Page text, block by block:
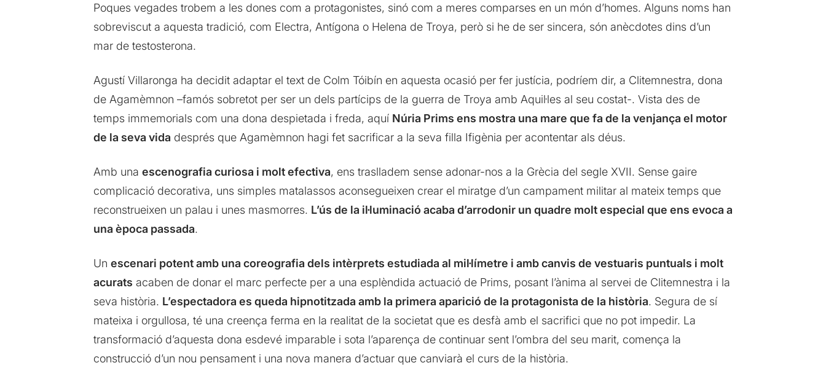
Poques vegades trobem a les dones com a protagonistes, sinó com a meres comparses en un món d’homes. Alguns noms han
sobreviscut a aquesta tradició, com Electra, Antígona o Helena de Troya, però si he de ser sincera, són anècdotes dins d’un
mar de testosterona.
Agustí Villaronga ha decidit adaptar el text de Colm Tóibín en aquesta ocasió per fer justícia, podríem dir, a Clitemnestra, dona
de Agamèmnon –famós sobretot per ser un dels partícips de la guerra de Troya amb Aquil·les al seu costat-. Vista des de
temps immemorials com una dona despietada i freda, aquí Núria Prims ens mostra una mare que fa de la venjança el motor
de la seva vida després que Agamèmnon hagi fet sacrificar a la seva filla Ifigènia per acontentar als déus.
Amb una escenografia curiosa i molt efectiva, ens traslladem sense adonar-nos a la Grècia del segle XVII. Sense gaire
complicació decorativa, uns simples matalassos aconsegueixen crear el miratge d’un campament militar al mateix temps que
reconstrueixen un palau i unes masmorres. L’ús de la il·luminació acaba d’arrodonir un quadre molt especial que ens evoca a
una època passada.
Un escenari potent amb una coreografia dels intèrprets estudiada al mil·límetre i amb canvis de vestuaris puntuals i molt
acurats acaben de donar el marc perfecte per a una esplèndida actuació de Prims, posant l’ànima al servei de Clitemnestra i la
seva història. L’espectadora es queda hipnotitzada amb la primera aparició de la protagonista de la història. Segura de sí
mateixa i orgullosa, té una creença ferma en la realitat de la societat que es desfà amb el sacrifici que no pot impedir. La
transformació d’aquesta dona esdevé imparable i sota l’aparença de continuar sent l’ombra del seu marit, comença la
construcció d’un nou pensament i una nova manera d’actuar que canviarà el curs de la història.